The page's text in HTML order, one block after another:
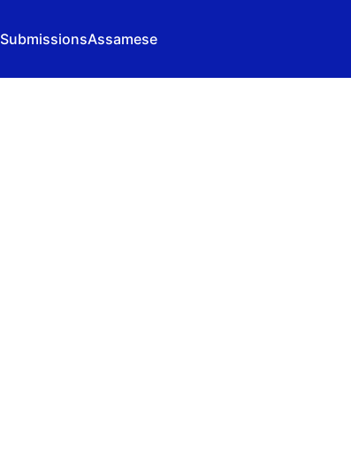
SubmissionsAssamese